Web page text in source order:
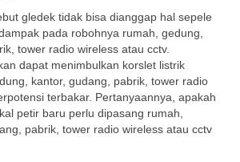
gledek tidak bisa dianggap hal sepele
pada robohnya rumah, gedung,
tower radio wireless atau cctv.
dapat menimbulkan korslet listrik
kantor, gudang, pabrik, tower radio
terbakar. Pertanyaannya, apakah
petir baru perlu dipasang rumah,
pabrik, tower radio wireless atau cctv